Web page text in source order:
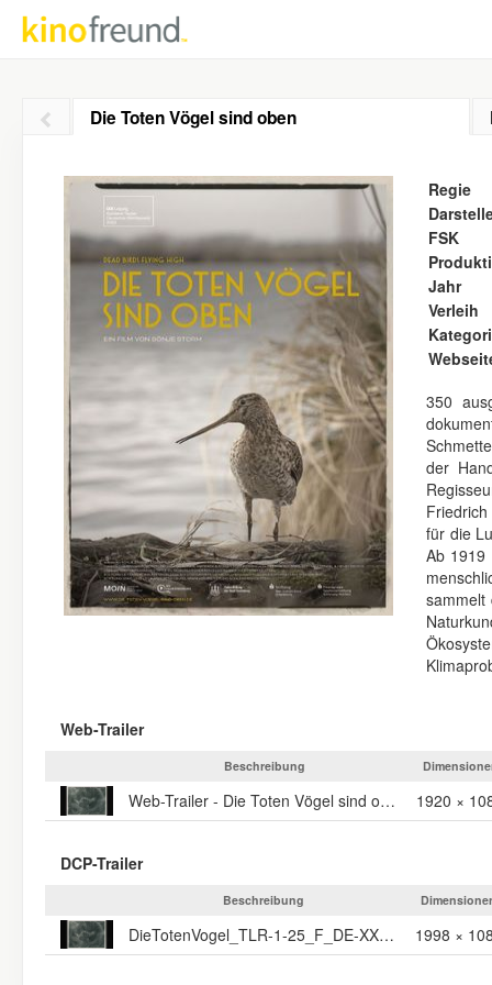
Die Toten Vögel sind oben
Regie
FSK
Jahr
Verleih
350
der
für die
Ab 1919
sammelt
Web-Trailer
Beschreibung
Web-Trailer - Die Toten Vögel sind oben 1920 ×
DCP-Trailer
Beschreibung
DieTotenVogel_TLR-1-25_F_DE-XX_20_2K_RFF_20230704_SMPTE_OV 1998 ×